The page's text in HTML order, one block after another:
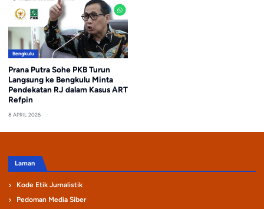
Bengkulu
Prana Putra Sohe PKB Turun
Langsung ke Bengkulu Minta
Pendekatan RJ dalam Kasus ART
Refpin
8 APRIL 2026
Laman
Kode Etik Jurnalistik
Pedoman Media Siber